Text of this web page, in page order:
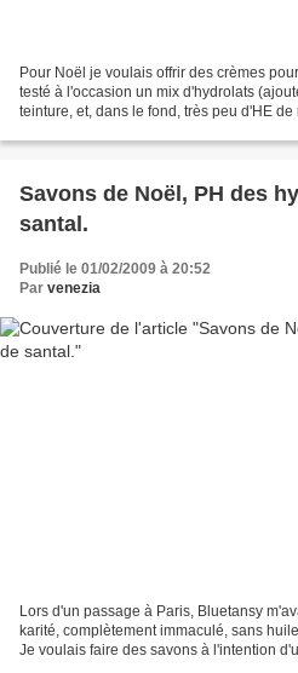
Pour Noël je voulais offrir des crèmes
testé à l'occasion un mix d'hydrolats
teinture, et, dans le fond, très peu d'HE
Savons de Noël, PH des
santal.
Publié le 01/02/2009 à 20:52
Par venezia
Lors d'un passage à Paris, Bluetansy
karité, complètement immaculé, sans
Je voulais faire des savons à l'intention